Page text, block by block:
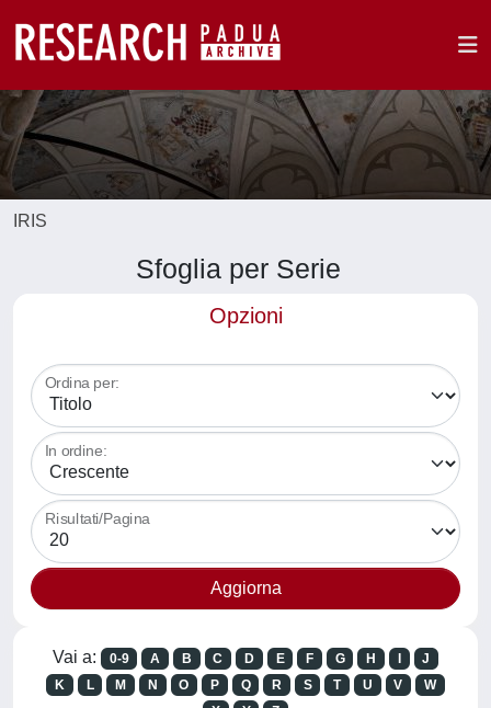
IRIS
Sfoglia per Serie
Opzioni
Ordina per:
In ordine:
Risultati/Pagina
Vai a: 0-9 A B C D E F G H
J
K
L M N O P Q R S T U V
W